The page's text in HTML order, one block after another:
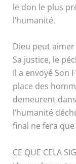
le don le plus
l’humanité.
Dieu peut
Sa justice, le
Il a envoyé Son
place des
demeurent
l’humanité
final ne fera
CE QUE CELA